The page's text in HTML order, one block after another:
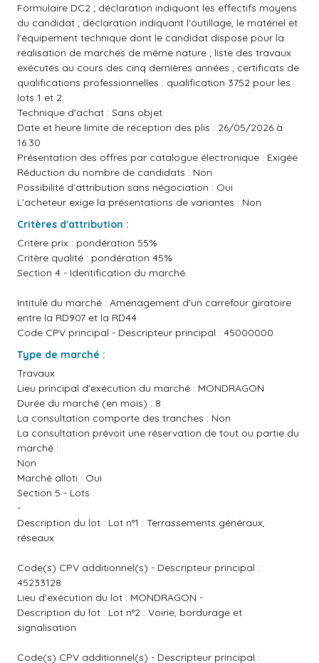
Formulaire DC2 ; déclaration indiquant les effectifs moyens
du candidat ; déclaration indiquant l'outillage, le matériel et
l'équipement technique dont le candidat dispose pour la
réalisation de marchés de même nature ; liste des travaux
exécutés au cours des cinq dernières années ; certificats de
qualifications professionnelles : qualification 3752 pour les
lots 1 et 2.
Technique d'achat : Sans objet
Date et heure limite de réception des plis : 26/05/2026 à
16:30
Présentation des offres par catalogue électronique : Exigée
Réduction du nombre de candidats : Non
Possibilité d'attribution sans négociation : Oui
L'acheteur exige la présentations de variantes : Non
Critères d'attribution :
Critère prix : pondération 55%
Critère qualité : pondération 45%
Section 4 - Identification du marché
Intitulé du marché : Aménagement d'un carrefour giratoire
entre la RD907 et la RD44
Code CPV principal - Descripteur principal : 45000000
Type de marché :
Travaux
Lieu principal d'exécution du marché : MONDRAGON
Durée du marché (en mois) : 8
La consultation comporte des tranches : Non
La consultation prévoit une réservation de tout ou partie du
marché :
Non
Marché alloti : Oui
Section 5 - Lots
-
Description du lot : Lot n°1 : Terrassements généraux,
réseaux
Code(s) CPV additionnel(s) - Descripteur principal :
45233128
Lieu d'exécution du lot : MONDRAGON -
Description du lot : Lot n°2 : Voirie, bordurage et
signalisation
Code(s) CPV additionnel(s) - Descripteur principal :